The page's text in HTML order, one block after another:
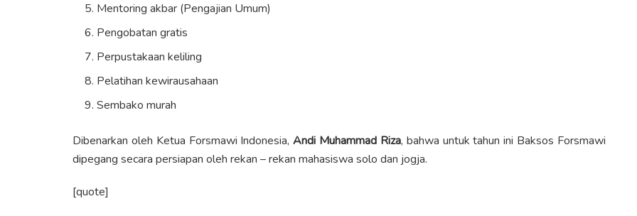
Mentoring akbar (Pengajian Umum)
Pengobatan gratis
Perpustakaan keliling
Pelatihan kewirausahaan
Sembako murah
Dibenarkan oleh Ketua Forsmawi Indonesia,Andi Muhammad Riza, bahwa untuk tahun ini Baksos Forsmawi
dipegang secara persiapan oleh rekan – rekan mahasiswa solo dan jogja.
[quote]